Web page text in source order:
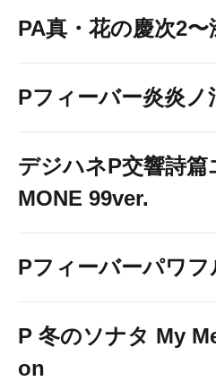
PA真・花の慶次2
Pフィーバー炎炎
デジハネP交響詩
MONE 99ver.
Pフィーバーパワフ
P 冬のソナタ My
on